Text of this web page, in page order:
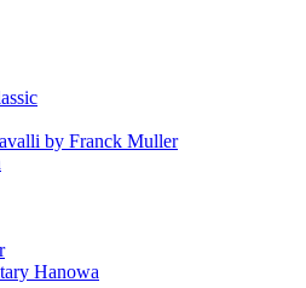
by Franck Muller
Hanowa